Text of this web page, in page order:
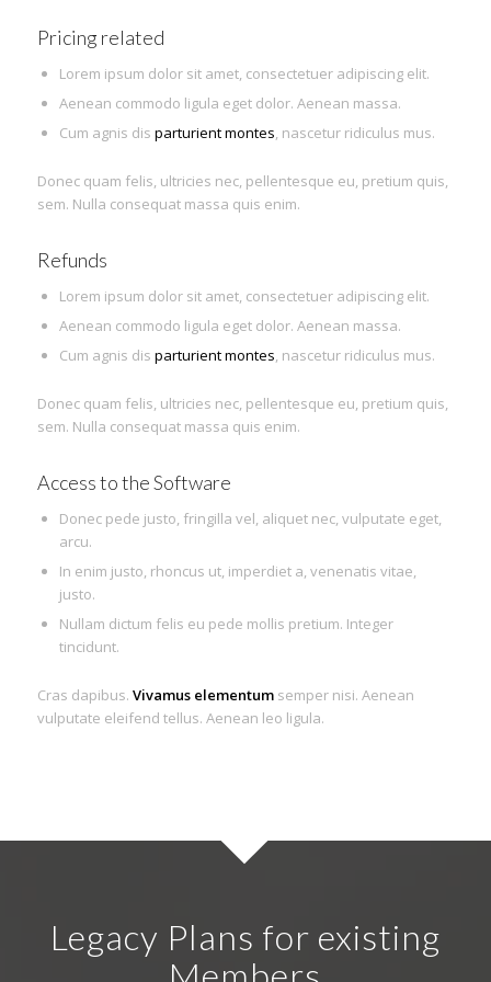
Pricing related
Lorem ipsum dolor sit amet, consectetuer adipiscing elit.
Aenean commodo ligula eget dolor. Aenean massa.
Cum agnis dis parturient montes, nascetur ridiculus mus.
Donec quam felis, ultricies nec, pellentesque eu, pretium quis,
sem. Nulla consequat massa quis enim.
Refunds
Lorem ipsum dolor sit amet, consectetuer adipiscing elit.
Aenean commodo ligula eget dolor. Aenean massa.
Cum agnis dis parturient montes, nascetur ridiculus mus.
Donec quam felis, ultricies nec, pellentesque eu, pretium quis,
sem. Nulla consequat massa quis enim.
Access to the Software
Donec pede justo, fringilla vel, aliquet nec, vulputate eget,
arcu.
In enim justo, rhoncus ut, imperdiet a, venenatis vitae,
justo.
Nullam dictum felis eu pede mollis pretium. Integer
tincidunt.
Cras dapibus. Vivamus elementumsemper nisi. Aenean
vulputate eleifend tellus. Aenean leo ligula.
Legacy Plans for existing